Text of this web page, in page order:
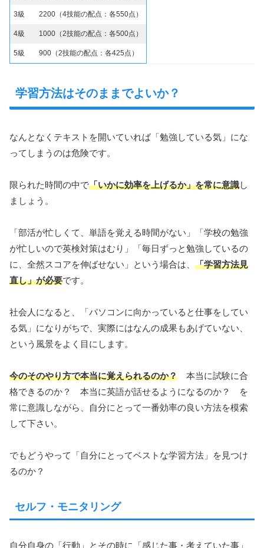
3級 2200（4技能の配点：各550点）
4級 1000（2技能の配点：各500点）
5級 900（2技能の配点：各425点）
学習方法はそのままでよいか？
なんとなくテキストを開いていれば「勉強している気」にな
ってしまうのは危険です。
限られた時間の中で「いかに効率を上げるか」を常に意識し
ましょう。
「部活が忙しくて、単語を覚える時間がない」「学校の勉強
が忙しいので英検対策はむり」「毎日ずっと勉強しているの
に、全然スコアを伸ばせない」という場合は、 「学習方法見
直し」が必要です。
社会人になると、「パソコンに向かっていると仕事をしてい
る気」になりがちで、実際にはなんの成果もあげていない、
という風景をよく目にします。
今のそのやり方で本当に覚えられるのか？ 本当に試験に合
格できるのか？ 本当に英語が話せるようになるのか？ を
常に意識しながら、自分にとって一番効率の良い方法を模索
して下さい。
でもどうやって「自分にとってベストな学習方法」を見つけ
るのか？
セルフ・モニタリング
自分自身の「行動」とその時に「感じた事・考えていた事」